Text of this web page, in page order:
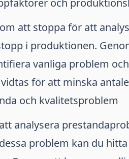
och
att stoppa för att
i produktionen.
vanliga problem
för att minska
och kvalitetsproblem
analysera
problem kan du